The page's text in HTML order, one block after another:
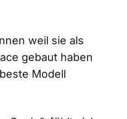
weil sie als
gebaut haben
Modell